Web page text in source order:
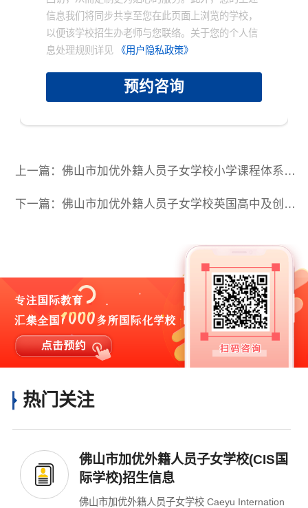
信息我们将同步共享至您在此页面上浏览的学校，
以便该学校招生办老师与您联络。关于您的个人信
息处理规则详见
《用户隐私政策》
预约咨询
上一篇：佛山市加优外籍人员子女学校小学课程体系一览
下一篇：佛山市加优外籍人员子女学校英国高中及创意设计学院课程介绍
热门关注
佛山市加优外籍人员子女学校(CIS国
际学校)招生信息
佛山市加优外籍人员子女学校 Caeyu Internation